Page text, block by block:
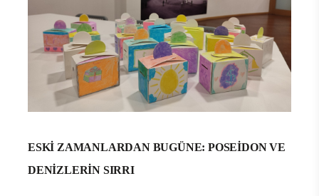
ESKİ ZAMANLARDAN BUGÜNE: POSEİDON VE
DENİZLERİN SIRRI